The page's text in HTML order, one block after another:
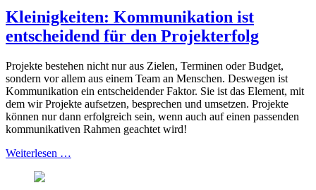
Kleinigkeiten: Kommunikation ist
entscheidend für den Projekterfolg
Projekte bestehen nicht nur aus Zielen, Terminen oder Budget,
sondern vor allem aus einem Team an Menschen. Deswegen ist
Kommunikation ein entscheidender Faktor. Sie ist das Element, mit
dem wir Projekte aufsetzen, besprechen und umsetzen. Projekte
können nur dann erfolgreich sein, wenn auch auf einen passenden
kommunikativen Rahmen geachtet wird!
Weiterlesen …